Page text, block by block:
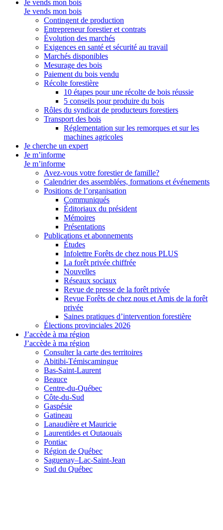
Je vends mon bois
Je vends mon bois
Contingent de production
Entrepreneur forestier et contrats
Évolution des marchés
Exigences en santé et sécurité au travail
Marchés disponibles
Mesurage des bois
Paiement du bois vendu
Récolte forestière
10 étapes pour une récolte de bois réussie
5 conseils pour produire du bois
Rôles du syndicat de producteurs forestiers
Transport des bois
Réglementation sur les remorques et sur les
machines agricoles
Je cherche un expert
Je m’informe
Je m’informe
Avez-vous votre forestier de famille?
Calendrier des assemblées, formations et événements
Positions de l’organisation
Communiqués
Éditoriaux du président
Mémoires
Présentations
Publications et abonnements
Études
Infolettre Forêts de chez nous PLUS
La forêt privée chiffrée
Nouvelles
Réseaux sociaux
Revue de presse de la forêt privée
Revue Forêts de chez nous et Amis de la forêt
privée
Saines pratiques d’intervention forestière
Élections provinciales 2026
J’accède à ma région
J’accède à ma région
Consulter la carte des territoires
Abitibi-Témiscamingue
Bas-Saint-Laurent
Beauce
Centre-du-Québec
Côte-du-Sud
Gaspésie
Gatineau
Lanaudière et Mauricie
Laurentides et Outaouais
Pontiac
Région de Québec
Saguenay–Lac-Saint-Jean
Sud du Québec